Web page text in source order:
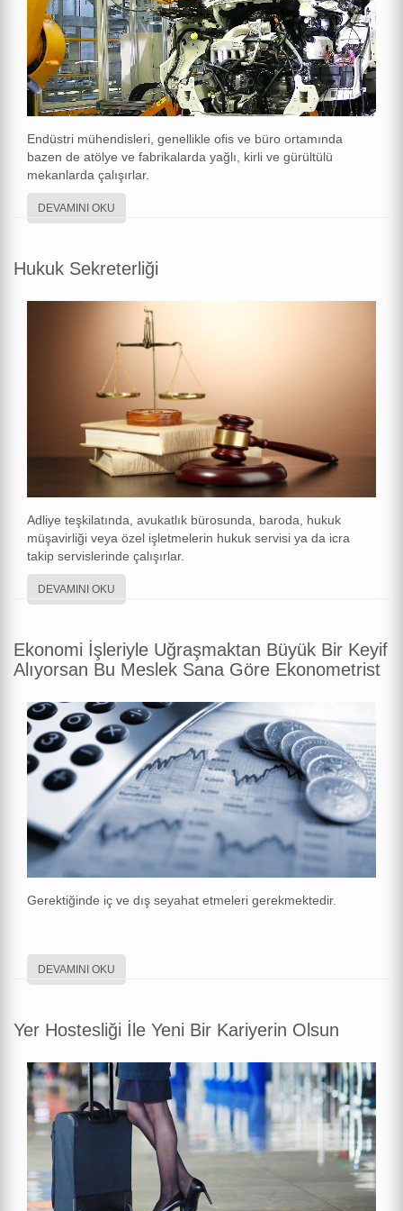
Endüstri mühendisleri, genellikle ofis ve büro ortamında
bazen de atölye ve fabrikalarda yağlı, kirli ve gürültülü
mekanlarda çalışırlar.
DEVAMINI OKU
Hukuk Sekreterliği
Adliye teşkilatında, avukatlık bürosunda, baroda, hukuk
müşavirliği veya özel işletmelerin hukuk servisi ya da icra
takip servislerinde çalışırlar.
DEVAMINI OKU
Ekonomi İşleriyle Uğraşmaktan Büyük Bir Keyif
Alıyorsan Bu Meslek Sana Göre Ekonometrist
Gerektiğinde iç ve dış seyahat etmeleri gerekmektedir.
DEVAMINI OKU
Yer Hostesliği İle Yeni Bir Kariyerin Olsun